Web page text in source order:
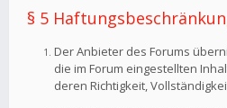
§ 5
Der Anbieter des Forums
die im Forum eingestellten
deren Richtigkeit,